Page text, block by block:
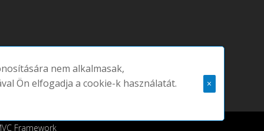
nem alkalmasak,
Ön elfogadja a cookie-k használatát.
×
Framework